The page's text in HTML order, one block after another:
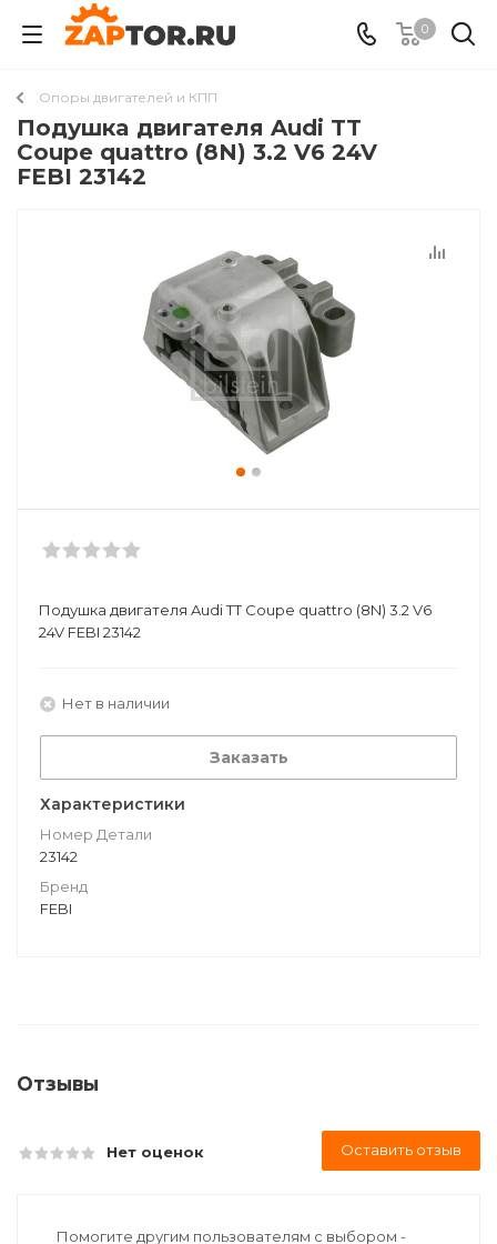
0
Опоры двигателей и КПП
Подушкa двигателя Audi TT
Coupe quattro (8N) 3.2 V6 24V
FEBI 23142
Подушкa двигателя Audi TT Coupe quattro (8N) 3.2 V6
24V FEBI 23142
Нет в наличии
Заказать
Характеристики
Номер Детали
23142
Бренд
FEBI
Отзывы
Нет оценок Оставить отзыв
Помогите другим пользователям с выбором -